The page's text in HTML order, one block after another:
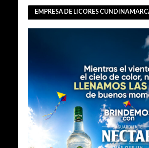
EMPRESA DE LICORES